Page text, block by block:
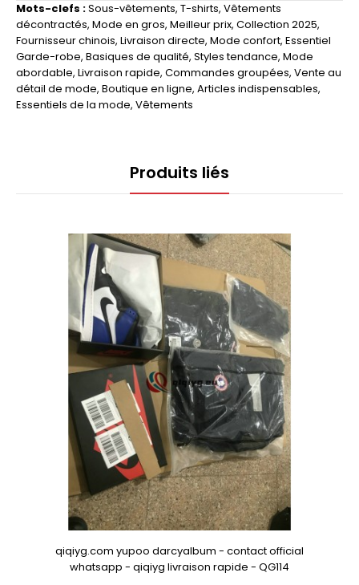
Mots-clefs :Sous-vêtements, T-shirts, Vêtements
décontractés, Mode en gros, Meilleur prix, Collection 2025,
Fournisseur chinois, Livraison directe, Mode confort, Essentiel
Garde-robe, Basiques de qualité, Styles tendance, Mode
abordable, Livraison rapide, Commandes groupées, Vente au
détail de mode, Boutique en ligne, Articles indispensables,
Essentiels de la mode, Vêtements
Produits liés
qiqiyg.com yupoo darcyalbum - contact official
whatsapp - qiqiyg livraison rapide - QG114